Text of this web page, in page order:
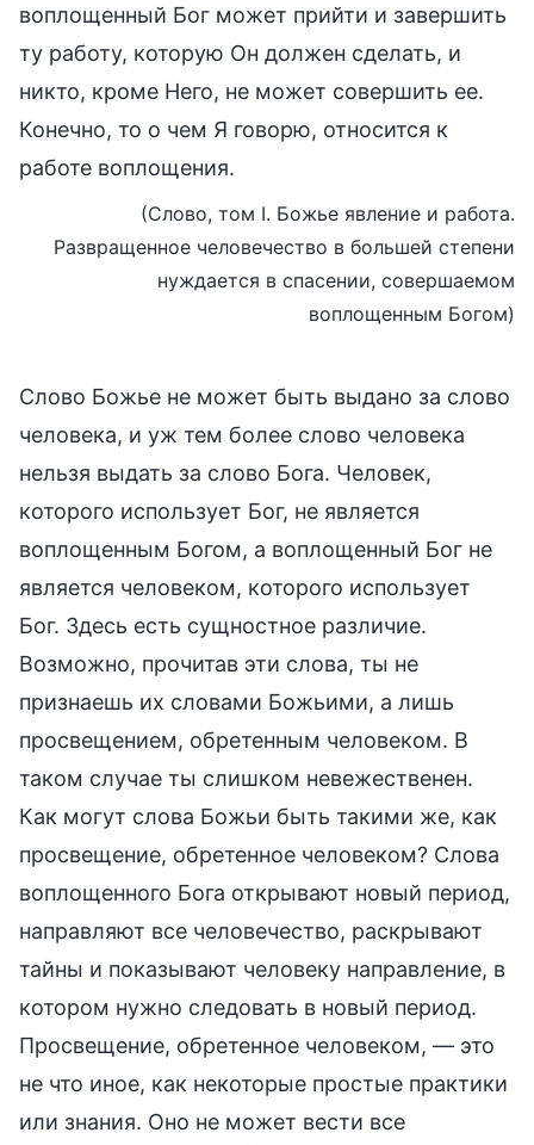
воплощенный Бог может прийти и завершить
ту работу, которую Он должен сделать, и
никто, кроме Него, не может совершить ее.
Конечно, то о чем Я говорю, относится к
работе воплощения.
(Слово, том I. Божье явление и работа.
Развращенное человечество в большей степени
нуждается в спасении, совершаемом
воплощенным Богом)
Слово Божье не может быть выдано за слово
человека, и уж тем более слово человека
нельзя выдать за слово Бога. Человек,
которого использует Бог, не является
воплощенным Богом, а воплощенный Бог не
является человеком, которого использует
Бог. Здесь есть сущностное различие.
Возможно, прочитав эти слова, ты не
признаешь их словами Божьими, а лишь
просвещением, обретенным человеком. В
таком случае ты слишком невежественен.
Как могут слова Божьи быть такими же, как
просвещение, обретенное человеком? Слова
воплощенного Бога открывают новый период,
направляют все человечество, раскрывают
тайны и показывают человеку направление, в
котором нужно следовать в новый период.
Просвещение, обретенное человеком, — это
не что иное, как некоторые простые практики
или знания. Оно не может вести все